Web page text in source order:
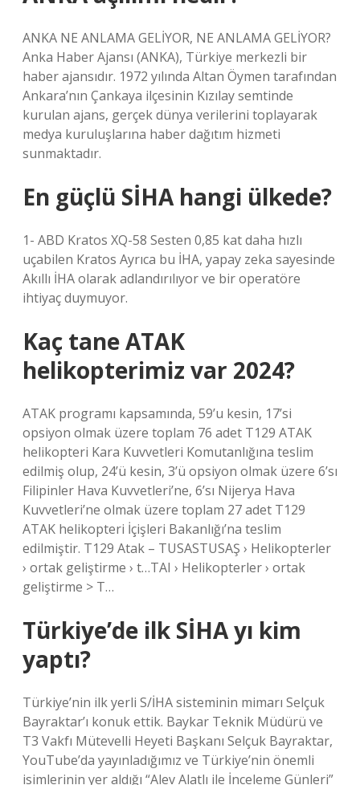
ANKA NE ANLAMA GELİYOR, NE ANLAMA GELİYOR?
Anka Haber Ajansı (ANKA), Türkiye merkezli bir
haber ajansıdır. 1972 yılında Altan Öymen tarafından
Ankara’nın Çankaya ilçesinin Kızılay semtinde
kurulan ajans, gerçek dünya verilerini toplayarak
medya kuruluşlarına haber dağıtım hizmeti
sunmaktadır.
En güçlü SİHA hangi ülkede?
1- ABD Kratos XQ-58 Sesten 0,85 kat daha hızlı
uçabilen Kratos Ayrıca bu İHA, yapay zeka sayesinde
Akıllı İHA olarak adlandırılıyor ve bir operatöre
ihtiyaç duymuyor.
Kaç tane ATAK
helikopterimiz var 2024?
ATAK programı kapsamında, 59’u kesin, 17’si
opsiyon olmak üzere toplam 76 adet T129 ATAK
helikopteri Kara Kuvvetleri Komutanlığına teslim
edilmiş olup, 24’ü kesin, 3’ü opsiyon olmak üzere 6’sı
Filipinler Hava Kuvvetleri’ne, 6’sı Nijerya Hava
Kuvvetleri’ne olmak üzere toplam 27 adet T129
ATAK helikopteri İçişleri Bakanlığı’na teslim
edilmiştir. T129 Atak – TUSASTUSAŞ › Helikopterler
› ortak geliştirme › t…TAI › Helikopterler › ortak
geliştirme > T…
Türkiye’de ilk SİHA yı kim
yaptı?
Türkiye’nin ilk yerli S/İHA sisteminin mimarı Selçuk
Bayraktar’ı konuk ettik. Baykar Teknik Müdürü ve
T3 Vakfı Mütevelli Heyeti Başkanı Selçuk Bayraktar,
YouTube’da yayınladığımız ve Türkiye’nin önemli
isimlerinin yer aldığı “Alev Alatlı ile İnceleme Günleri”